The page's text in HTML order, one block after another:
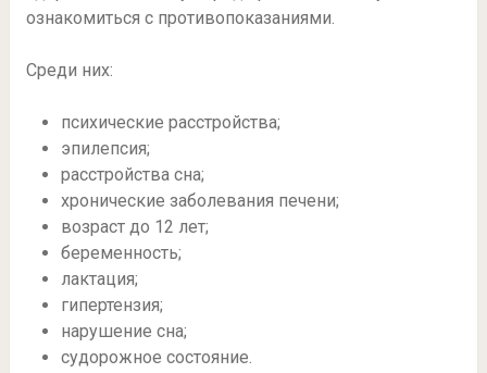
ознакомиться с противопоказаниями.
Среди них:
психические расстройства;
эпилепсия;
расстройства сна;
хронические заболевания печени;
возраст до 12 лет;
беременность;
лактация;
гипертензия;
нарушение сна;
судорожное состояние.